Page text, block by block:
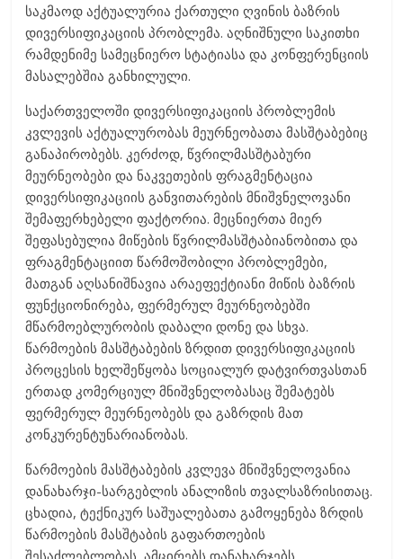
საკმაოდ აქტუალურია ქართული ღვინის ბაზრის
დივერსიფიკაციის პრობლემა. აღნიშნული საკითხი
რამდენიმე სამეცნიერო სტატიასა და კონფერენციის
მასალებშია განხილული.
საქართველოში დივერსიფიკაციის პრობლემის
კვლევის აქტუალურობას მეურნეობათა მასშტაბებიც
განაპირობებს. კერძოდ, წვრილმასშტაბური
მეურნეობები და ნაკვეთების ფრაგმენტაცია
დივერსიფიკაციის განვითარების მნიშვნელოვანი
შემაფერხებელი ფაქტორია. მეცნიერთა მიერ
შეფასებულია მიწების წვრილმასშტაბიანობითა და
ფრაგმენტაციით წარმოშობილი პრობლემები,
მათგან აღსანიშნავია არაეფექტიანი მიწის ბაზრის
ფუნქციონირება, ფერმერულ მეურნეობებში
მწარმოებლურობის დაბალი დონე და სხვა.
წარმოების მასშტაბების ზრდით დივერსიფიკაციის
პროცესის ხელშეწყობა სოციალურ დატვირთვასთან
ერთად კომერციულ მნიშვნელობასაც შემატებს
ფერმერულ მეურნეობებს და გაზრდის მათ
კონკურენტუნარიანობას.
წარმოების მასშტაბების კვლევა მნიშვნელოვანია
დანახარჯი-სარგებლის ანალიზის თვალსაზრისითაც.
ცხადია, ტექნიკურ საშუალებათა გამოყენება ზრდის
წარმოების მასშტაბის გაფართოების
შესაძლებლობას, ამცირებს დანახარჯებს